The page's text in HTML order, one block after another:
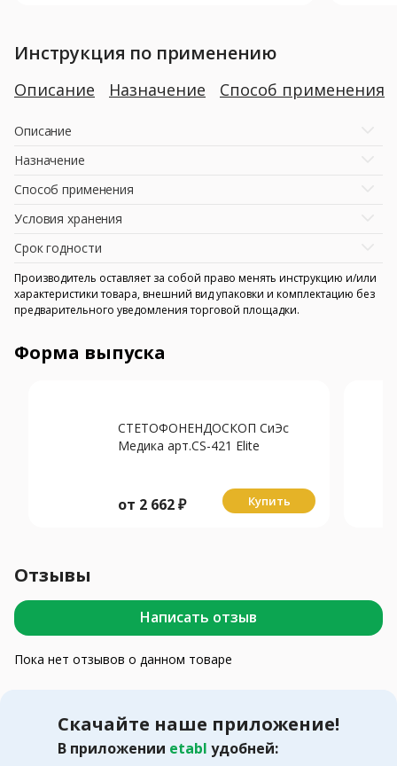
Инструкция по применению
Описание Назначение Способ применения
Описание
Назначение
Способ применения
Условия хранения
Срок годности
Производитель оставляет за собой право менять инструкцию и/или
характеристики товара, внешний вид упаковки и комплектацию без
предварительного уведомления торговой площадки.
Форма выпуска
СТЕТОФОНЕНДОСКОП СиЭс
Медика арт.CS-421 Elite
от 2 662₽ Купить
Отзывы
Написать отзыв
Пока нет отзывов о данном товаре
Скачайте наше приложение!
В приложении etabl удобней: